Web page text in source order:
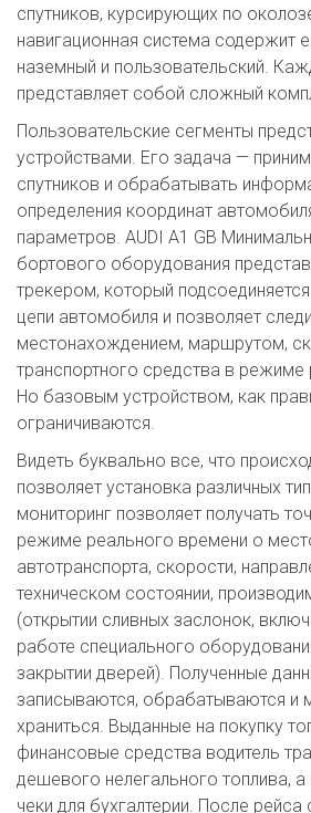
спутников, курсирующих по
навигационная система содержит
наземный и пользовательский.
представляет собой сложный
Пользовательские сегменты
устройствами. Его задача —
спутников и обрабатывать
определения координат
параметров. AUDI A1 GB
бортового оборудования
трекером, который
цепи автомобиля и позволяет
местонахождением, маршрутом,
транспортного средства в режиме
Но базовым устройством, как
ограничиваются.
Видеть буквально все, что
позволяет установка различных
мониторинг позволяет получать
режиме реального времени о
автотранспорта, скорости,
техническом состоянии,
(открытии сливных заслонок,
работе специального
закрытии дверей). Полученные
записываются, обрабатываются и
храниться. Выданные на покупку
финансовые средства водитель
дешевого нелегального топлива,
чеки для бухгалтерии. После